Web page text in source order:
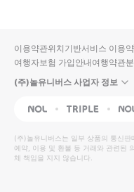
입니
다.
높
은
순
동
영
상
순
상
이용약관위치기반서비스 이용
여행자보험 가입안내여행약관
(주)놀유니버스 사업자 정보
NOL Triple
(주)놀유니버스는 일부 상품의 통신
예약, 이용 및 환불 등 거래와 관련된
체 책임을 지지 않습니다.